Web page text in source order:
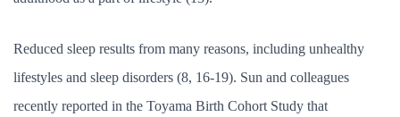
Reduced sleep results from many reasons, including unhealthy
lifestyles and sleep disorders (8, 16-19). Sun and colleagues
recently reported in the Toyama Birth Cohort Study that